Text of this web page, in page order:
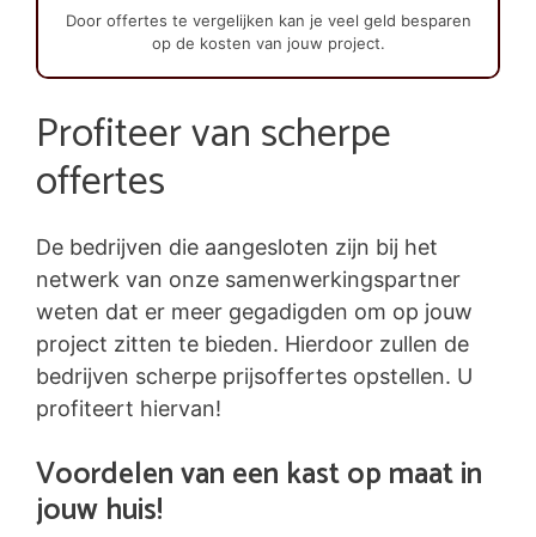
Door offertes te vergelijken kan je veel geld besparen
op de kosten van jouw project.
Profiteer van scherpe
offertes
De bedrijven die aangesloten zijn bij het
netwerk van onze samenwerkingspartner
weten dat er meer gegadigden om op jouw
project zitten te bieden. Hierdoor zullen de
bedrijven scherpe prijsoffertes opstellen. U
profiteert hiervan!
Voordelen van een kast op maat in
jouw huis!